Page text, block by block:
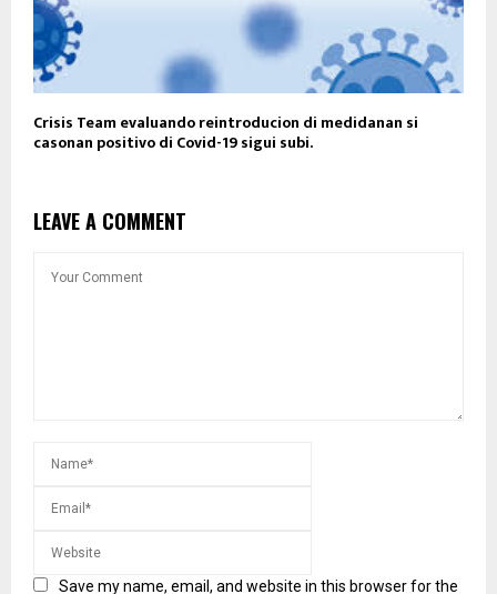
Crisis Team evaluando reintroducion di medidanan si
casonan positivo di Covid-19 sigui subi.
LEAVE A COMMENT
Save my name, email, and website in this browser for the